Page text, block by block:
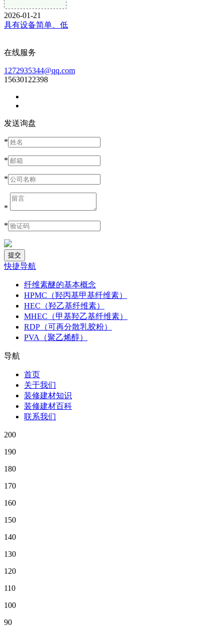
2026-01-21
具有设备简单、低
在线服务
1272935344@qq.com
15630122398
发送询盘
*
*
*
*
*
快捷导航
纤维素醚的基本概念
HPMC（羟丙基甲基纤维素）
HEC（羟乙基纤维素）
MHEC（甲基羟乙基纤维素）
RDP（可再分散乳胶粉）
PVA（聚乙烯醇）
导航
首页
关于我们
装修建材知识
装修建材百科
联系我们
200
190
180
170
160
150
140
130
120
110
100
90